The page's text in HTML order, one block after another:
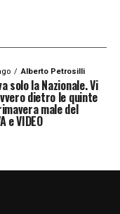
Alberto Petrosilli
solo la Nazionale. Vi
dietro le quinte
male del
e VIDEO